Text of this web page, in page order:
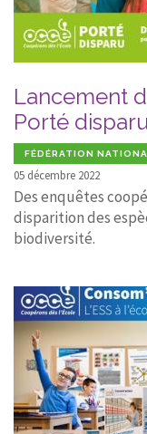
Lancement
Porté
FÉDÉRATION
05 décembre 2022
Des enquêtes
disparition des
biodiversité.